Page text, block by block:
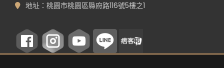
地址：桃園市桃園區縣府路116號5樓之1